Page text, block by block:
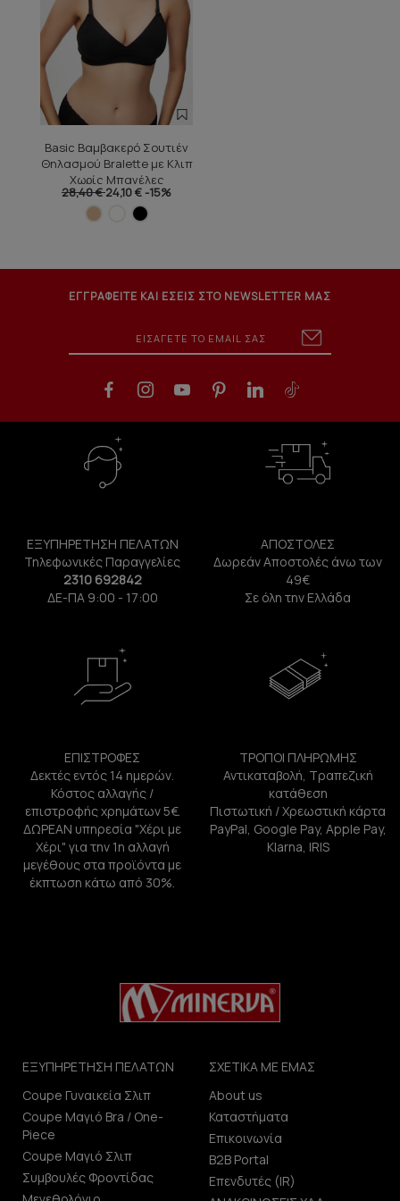
Basic Βαμβακερό Σουτιέν
Θηλασμού Bralette με Κλιπ
Χωρίς Μπανέλες
28,40 €24,10 € -15%
ΕΓΓΡΑΦΕΙΤΕ ΚΑΙ ΕΣΕΙΣ ΣΤΟ NEWSLETTER ΜΑΣ
ΕΞΥΠΗΡΕΤΗΣΗ ΠΕΛΑΤΩΝ
Τηλεφωνικές Παραγγελίες
2310 692842
ΔΕ-ΠΑ 9:00 - 17:00
ΑΠΟΣΤΟΛΕΣ
Δωρεάν Αποστολές άνω των
49€
Σε όλη την Ελλάδα
ΕΠΙΣΤΡΟΦΕΣ
Δεκτές εντός 14 ημερών.
Κόστος αλλαγής /
επιστροφής χρημάτων 5€.
ΔΩΡΕΑΝ υπηρεσία "Χέρι με
Χέρι" για την 1η αλλαγή
μεγέθους στα προϊόντα με
έκπτωση κάτω από 30%.
ΤΡΟΠΟΙ ΠΛΗΡΩΜΗΣ
Αντικαταβολή, Τραπεζική
κατάθεση
Πιστωτική / Χρεωστική κάρτα
PayPal, Google Pay, Apple Pay,
Klarna, IRIS
ΕΞΥΠΗΡΕΤΗΣΗ ΠΕΛΑΤΩΝ
Coupe Γυναικεία Σλιπ
Coupe Μαγιό Bra / One-
Piece
Coupe Μαγιό Σλιπ
Συμβουλές Φροντίδας
ΣΧΕΤΙΚΑ ΜΕ ΕΜΑΣ
About us
Καταστήματα
Επικοινωνία
B2B Portal
Επενδυτές (IR)